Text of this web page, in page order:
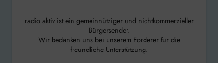
radio aktiv ist ein gemeinnütziger und nichtkommerzieller
Bürgersender.
Wir bedanken uns bei unserem Förderer für die
freundliche Unterstützung.